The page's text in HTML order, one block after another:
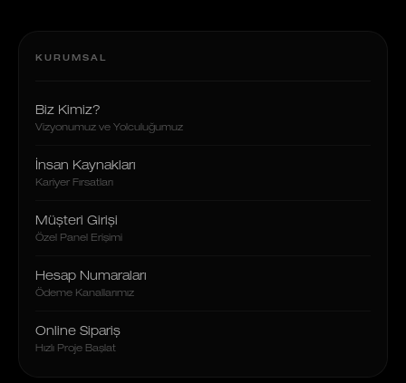
KURUMSAL
Biz Kimiz?
Vizyonumuz ve Yolculuğumuz
İnsan Kaynakları
Kariyer Fırsatları
Müşteri Girişi
Özel Panel Erişimi
Hesap Numaraları
Ödeme Kanallarımız
Online Sipariş
Hızlı Proje Başlat